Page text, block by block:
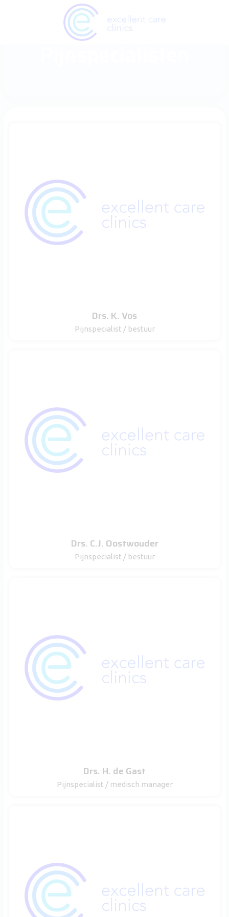
Drs. K. Vos
Pijnspecialist / bestuur
Drs. C.J. Oostwouder
Pijnspecialist / bestuur
Drs. H. de Gast
Pijnspecialist / medisch manager